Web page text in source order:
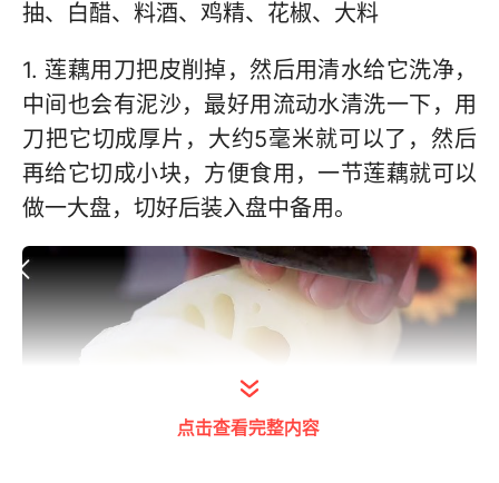
抽、白醋、料酒、鸡精、花椒、大料
1. 莲藕用刀把皮削掉，然后用清水给它洗净，
中间也会有泥沙，最好用流动水清洗一下，用
刀把它切成厚片，大约5毫米就可以了，然后
再给它切成小块，方便食用，一节莲藕就可以
做一大盘，切好后装入盘中备用。
点击查看完整内容